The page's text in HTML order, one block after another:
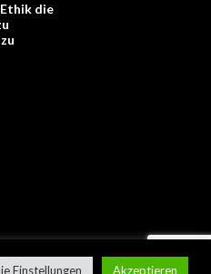
die
Einstellungen Akzeptieren